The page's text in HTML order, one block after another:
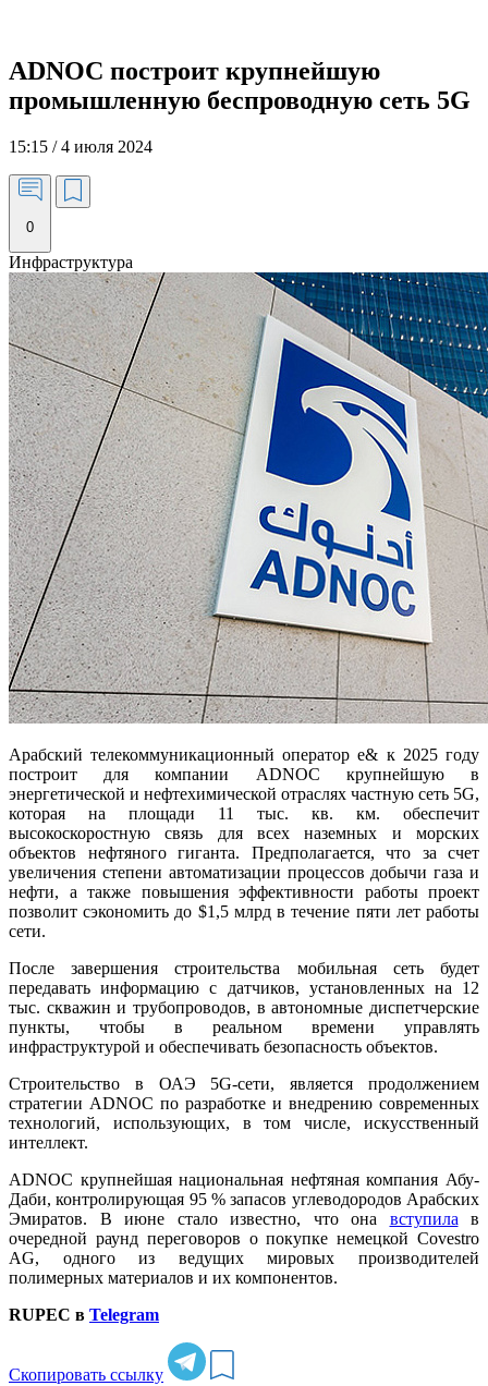
ADNOC построит крупнейшую
промышленную беспроводную сеть 5G
15:15 / 4 июля 2024
0
Арабский телекоммуникационный оператор e& к 2025 году
построит для компании ADNOC крупнейшую в
энергетической и нефтехимической отраслях частную сеть 5G,
которая на площади 11 тыс. кв. км. обеспечит
высокоскоростную связь для всех наземных и морских
объектов нефтяного гиганта. Предполагается, что за счет
увеличения степени автоматизации процессов добычи газа и
нефти, а также повышения эффективности работы проект
позволит сэкономить до $1,5 млрд в течение пяти лет работы
сети.
После завершения строительства мобильная сеть будет
передавать информацию с датчиков, установленных на 12
тыс. скважин и трубопроводов, в автономные диспетчерские
пункты, чтобы в реальном времени управлять
инфраструктурой и обеспечивать безопасность объектов.
Строительство в ОАЭ 5G-сети, является продолжением
стратегии ADNOC по разработке и внедрению современных
технологий, использующих, в том числе, искусственный
интеллект.
ADNOC крупнейшая национальная нефтяная компания Абу-
Даби, контролирующая 95 % запасов углеводородов Арабских
Эмиратов. В июне стало известно, что она вступилав
очередной раунд переговоров о покупке немецкой Covestro
AG, одного из ведущих мировых производителей
полимерных материалов и их компонентов.
RUPEC в Telegram
Скопировать ссылку